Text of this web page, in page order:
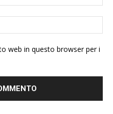
web in questo browser per i